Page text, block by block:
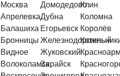
Москва
Апрелевка
Балашиха
Бронницы
Видное
Волоколамск
Домодедово
Дубна
Егорьевск
Железнодорожный
Жуковский
Зарайск
Клин
Коломна
Королёв